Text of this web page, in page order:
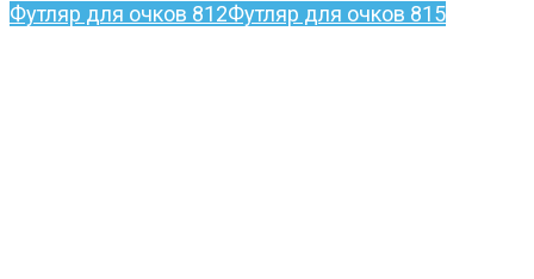
Футляр для очков 812Футляр для очков 815